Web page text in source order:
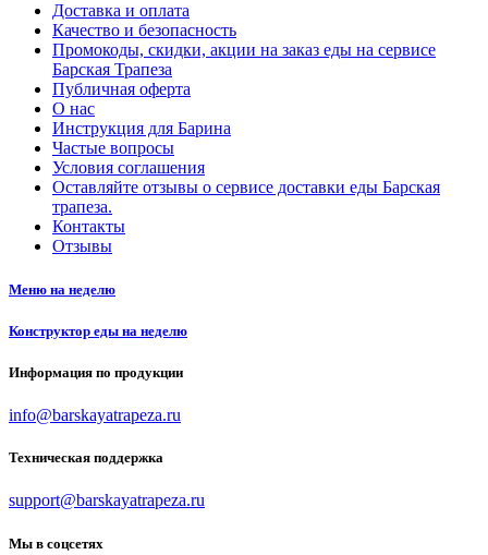
Доставка и оплата
Качество и безопасность
Промокоды, скидки, акции на заказ еды на сервисе
Барская Трапеза
Публичная оферта
О нас
Инструкция для Барина
Частые вопросы
Условия соглашения
Оставляйте отзывы о сервисе доставки еды Барская
трапеза.
Контакты
Отзывы
Меню на неделю
Конструктор еды на неделю
Информация по продукции
info@barskayatrapeza.ru
Техническая поддержка
support@barskayatrapeza.ru
Мы в соцсетях